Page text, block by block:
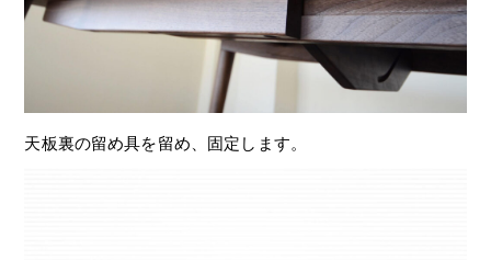
天板裏の留め具を留め、固定します。